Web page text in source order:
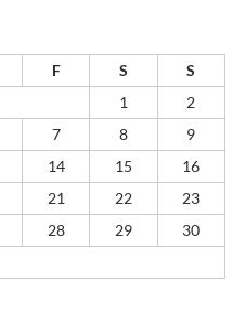
F S
S
1
2
7 8
9
14 15
16
21 22
23
28 29
30